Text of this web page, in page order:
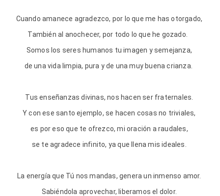
Cuando amanece agradezco, por lo que me has otorgado,
También al anochecer, por todo lo que he gozado.
Somos los seres humanos tu imagen y semejanza,
de una vida limpia, pura y de una muy buena crianza.
Tus enseñanzas divinas, nos hacen ser fraternales.
Y con ese santo ejemplo, se hacen cosas no triviales,
es por eso que te ofrezco, mi oración a raudales,
se te agradece infinito, ya que llena mis ideales.
La energía que Tú nos mandas, genera un inmenso amor.
Sabiéndola aprovechar, liberamos el dolor.